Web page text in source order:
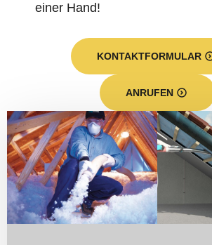
einer Hand!
KONTAKTFORMULAR
ANRUFEN